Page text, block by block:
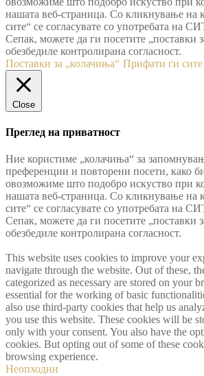
нашата веб-страница. Со кликнување на
сите“ се согласувате со употребата на
Сепак, можете да ги посетите „поставки
обезбедиле контролирана согласност.
Поставки за „колачиња“ Прифати ги сите
Close
Преглед на приватност
Ние користиме „колачиња“ за
преференции и повторени посети, како
овозможиме што подобро искуство при
нашата веб-страница. Со кликнување на
сите“ се согласувате со употребата на
Сепак, можете да ги посетите „поставки
обезбедиле контролирана согласност.
This website uses cookies to improve your
navigate through the website. Out of these,
categorized as necessary are stored on your
essential for the working of basic
also use third-party cookies that help us
you use this website. These cookies will be
only with your consent. You also have the
cookies. But opting out of some of these
browsing experience.
Неопходни